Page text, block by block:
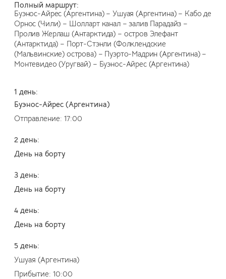
Полный маршрут:
Буэнос-Айрес (Аргентина) – Ушуая (Аргентина) – Кабо де
Орнос (Чили) – Шолларт канал – залив Парадайз –
Пролив Жерлаш (Антарктида) – остров Элефант
(Антарктида) – Порт-Стэнли (Фолклендские
(Мальвинские) острова) – Пуэрто-Мадрин (Аргентина) –
Монтевидео (Уругвай) – Буэнос-Айрес (Аргентина)
1 день:
Буэнос-Айрес (Аргентина)
Отправление: 17:00
2 день:
День на борту
3 день:
День на борту
4 день:
День на борту
5 день:
Ушуая (Аргентина)
Прибытие: 10:00